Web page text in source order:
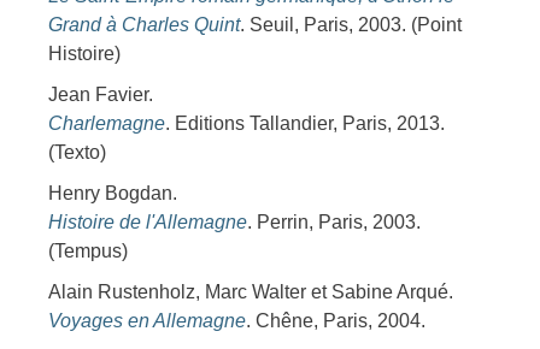
Grand à Charles Quint. Seuil, Paris, 2003. (Point
Histoire)
Jean Favier.
Charlemagne. Editions Tallandier, Paris, 2013.
(Texto)
Henry Bogdan.
Histoire de l'Allemagne. Perrin, Paris, 2003.
(Tempus)
Alain Rustenholz, Marc Walter et Sabine Arqué.
Voyages en Allemagne. Chêne, Paris, 2004.